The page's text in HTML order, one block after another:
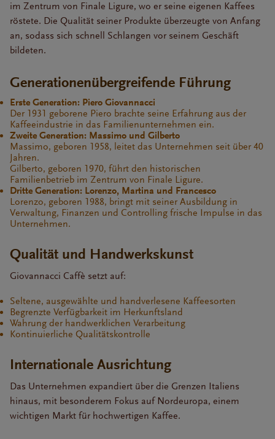
im Zentrum von Finale Ligure, wo er seine eigenen Kaffees
röstete. Die Qualität seiner Produkte überzeugte von Anfang
an, sodass sich schnell Schlangen vor seinem Geschäft
bildeten.
Generationenübergreifende Führung
Erste Generation: Piero Giovannacci
Der 1931 geborene Piero brachte seine Erfahrung aus der
Kaffeeindustrie in das Familienunternehmen ein.
Zweite Generation: Massimo und Gilberto
Massimo, geboren 1958, leitet das Unternehmen seit über 40
Jahren.
Gilberto, geboren 1970, führt den historischen
Familienbetrieb im Zentrum von Finale Ligure.
Dritte Generation: Lorenzo, Martina und Francesco
Lorenzo, geboren 1988, bringt mit seiner Ausbildung in
Verwaltung, Finanzen und Controlling frische Impulse in das
Unternehmen.
Qualität und Handwerkskunst
Giovannacci Caffè setzt auf:
Seltene, ausgewählte und handverlesene Kaffeesorten
Begrenzte Verfügbarkeit im Herkunftsland
Wahrung der handwerklichen Verarbeitung
Kontinuierliche Qualitätskontrolle
Internationale Ausrichtung
Das Unternehmen expandiert über die Grenzen Italiens
hinaus, mit besonderem Fokus auf Nordeuropa, einem
wichtigen Markt für hochwertigen Kaffee.